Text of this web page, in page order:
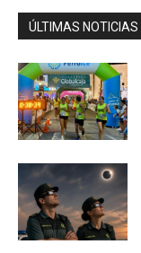
ÚLTIMAS NOTICIAS